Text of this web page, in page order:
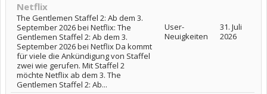
Netflix
The Gentlemen Staffel 2: Ab dem 3.
September 2026 bei Netflix: The
Gentlemen Staffel 2: Ab dem 3.
September 2026 bei Netflix Da kommt
für viele die Ankündigung von Staffel
zwei wie gerufen. Mit Staffel 2
möchte Netflix ab dem 3. The
Gentlemen Staffel 2: Ab...
User-
Neuigkeiten
31. Juli
2026